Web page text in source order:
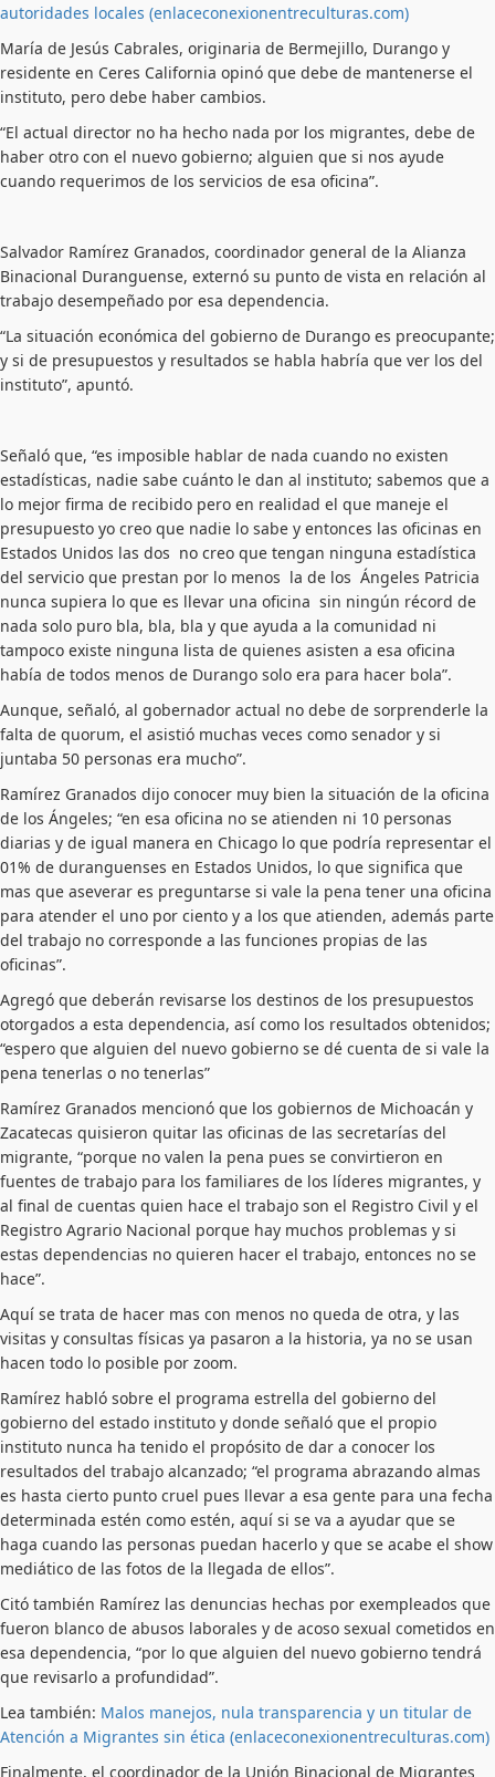
autoridades locales (enlaceconexionentreculturas.com)
María de Jesús Cabrales, originaria de Bermejillo, Durango y
residente en Ceres California opinó que debe de mantenerse el
instituto, pero debe haber cambios.
“El actual director no ha hecho nada por los migrantes, debe de
haber otro con el nuevo gobierno; alguien que si nos ayude
cuando requerimos de los servicios de esa oficina”.
Salvador Ramírez Granados, coordinador general de la Alianza
Binacional Duranguense, externó su punto de vista en relación al
trabajo desempeñado por esa dependencia.
“La situación económica del gobierno de Durango es preocupante;
y si de presupuestos y resultados se habla habría que ver los del
instituto”, apuntó.
Señaló que, “es imposible hablar de nada cuando no existen
estadísticas, nadie sabe cuánto le dan al instituto; sabemos que a
lo mejor firma de recibido pero en realidad el que maneje el
presupuesto yo creo que nadie lo sabe y entonces las oficinas en
Estados Unidos las dos no creo que tengan ninguna estadística
del servicio que prestan por lo menos la de los Ángeles Patricia
nunca supiera lo que es llevar una oficina sin ningún récord de
nada solo puro bla, bla, bla y que ayuda a la comunidad ni
tampoco existe ninguna lista de quienes asisten a esa oficina
había de todos menos de Durango solo era para hacer bola”.
Aunque, señaló, al gobernador actual no debe de sorprenderle la
falta de quorum, el asistió muchas veces como senador y si
juntaba 50 personas era mucho”.
Ramírez Granados dijo conocer muy bien la situación de la oficina
de los Ángeles; “en esa oficina no se atienden ni 10 personas
diarias y de igual manera en Chicago lo que podría representar el
01% de duranguenses en Estados Unidos, lo que significa que
mas que aseverar es preguntarse si vale la pena tener una oficina
para atender el uno por ciento y a los que atienden, además parte
del trabajo no corresponde a las funciones propias de las
oficinas”.
Agregó que deberán revisarse los destinos de los presupuestos
otorgados a esta dependencia, así como los resultados obtenidos;
“espero que alguien del nuevo gobierno se dé cuenta de si vale la
pena tenerlas o no tenerlas”
Ramírez Granados mencionó que los gobiernos de Michoacán y
Zacatecas quisieron quitar las oficinas de las secretarías del
migrante, “porque no valen la pena pues se convirtieron en
fuentes de trabajo para los familiares de los líderes migrantes, y
al final de cuentas quien hace el trabajo son el Registro Civil y el
Registro Agrario Nacional porque hay muchos problemas y si
estas dependencias no quieren hacer el trabajo, entonces no se
hace”.
Aquí se trata de hacer mas con menos no queda de otra, y las
visitas y consultas físicas ya pasaron a la historia, ya no se usan
hacen todo lo posible por zoom.
Ramírez habló sobre el programa estrella del gobierno del
gobierno del estado instituto y donde señaló que el propio
instituto nunca ha tenido el propósito de dar a conocer los
resultados del trabajo alcanzado; “el programa abrazando almas
es hasta cierto punto cruel pues llevar a esa gente para una fecha
determinada estén como estén, aquí si se va a ayudar que se
haga cuando las personas puedan hacerlo y que se acabe el show
mediático de las fotos de la llegada de ellos”.
Citó también Ramírez las denuncias hechas por exempleados que
fueron blanco de abusos laborales y de acoso sexual cometidos en
esa dependencia, “por lo que alguien del nuevo gobierno tendrá
que revisarlo a profundidad”.
Lea también: Malos manejos, nula transparencia y un titular de
Atención a Migrantes sin ética (enlaceconexionentreculturas.com)
Finalmente, el coordinador de la Unión Binacional de Migrantes